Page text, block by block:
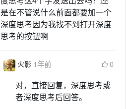
是在不管说什么前面都要加一个
深度思考因为我找不到打开深度
思考的按钮啊
火影 1年前 0
对，直接回复，深度思考或
者深度思考后回答。